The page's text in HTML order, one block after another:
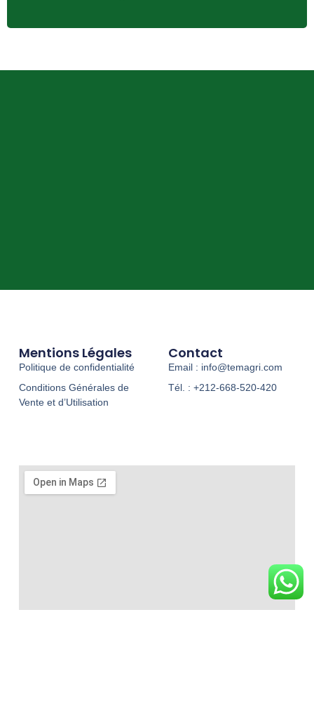
Mentions Légales
Politique de confidentialité
Conditions Générales de
Vente et d’Utilisation
Contact
Email : info@temagri.com
Tél. : +212-668-520-420